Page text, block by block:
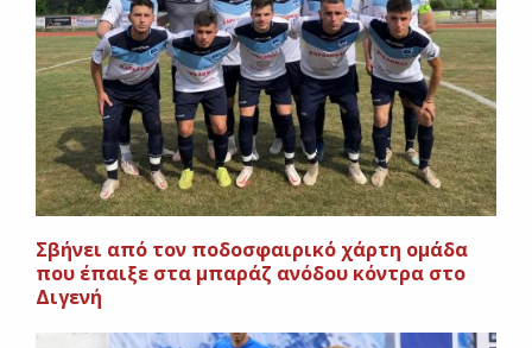
Σβήνει από τον ποδοσφαιρικό χάρτη ομάδα
που έπαιξε στα μπαράζ ανόδου κόντρα στο
Διγενή